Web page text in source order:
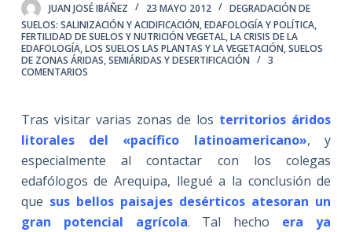
d
o
JUAN JOSÉ IBÁÑEZ 23 MAYO 2012
DEGRADACIÓN DE
SUELOS: SALINIZACIÓN Y ACIDIFICACIÓN,EDAFOLOGÍA Y POLÍTICA,
FERTILIDAD DE SUELOS Y NUTRICIÓN VEGETAL,LA CRISIS DE LA
EDAFOLOGÍA,LOS SUELOS LAS PLANTAS Y LA VEGETACIÓN,SUELOS
DE ZONAS ÁRIDAS, SEMIÁRIDAS Y DESERTIFICACIÓN
3
COMENTARIOS
Tras visitar varias zonas de los territorios áridos
litorales del «pacífico latinoamericano», y
especialmente al contactar con los colegas
edafólogos de Arequipa, llegué a la conclusión de
que sus bellos paisajes desérticos atesoran un
gran potencial agrícola. Tal hecho
era ya